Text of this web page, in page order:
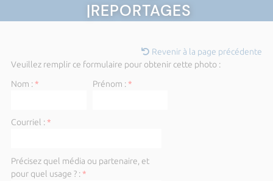
|REPORTAGES
Revenir à la page précédente
Veuillez remplir ce formulaire pour obtenir cette photo :
Nom :* Prénom :*
Courriel :*
Précisez quel média ou partenaire, et
pour quel usage ? :*